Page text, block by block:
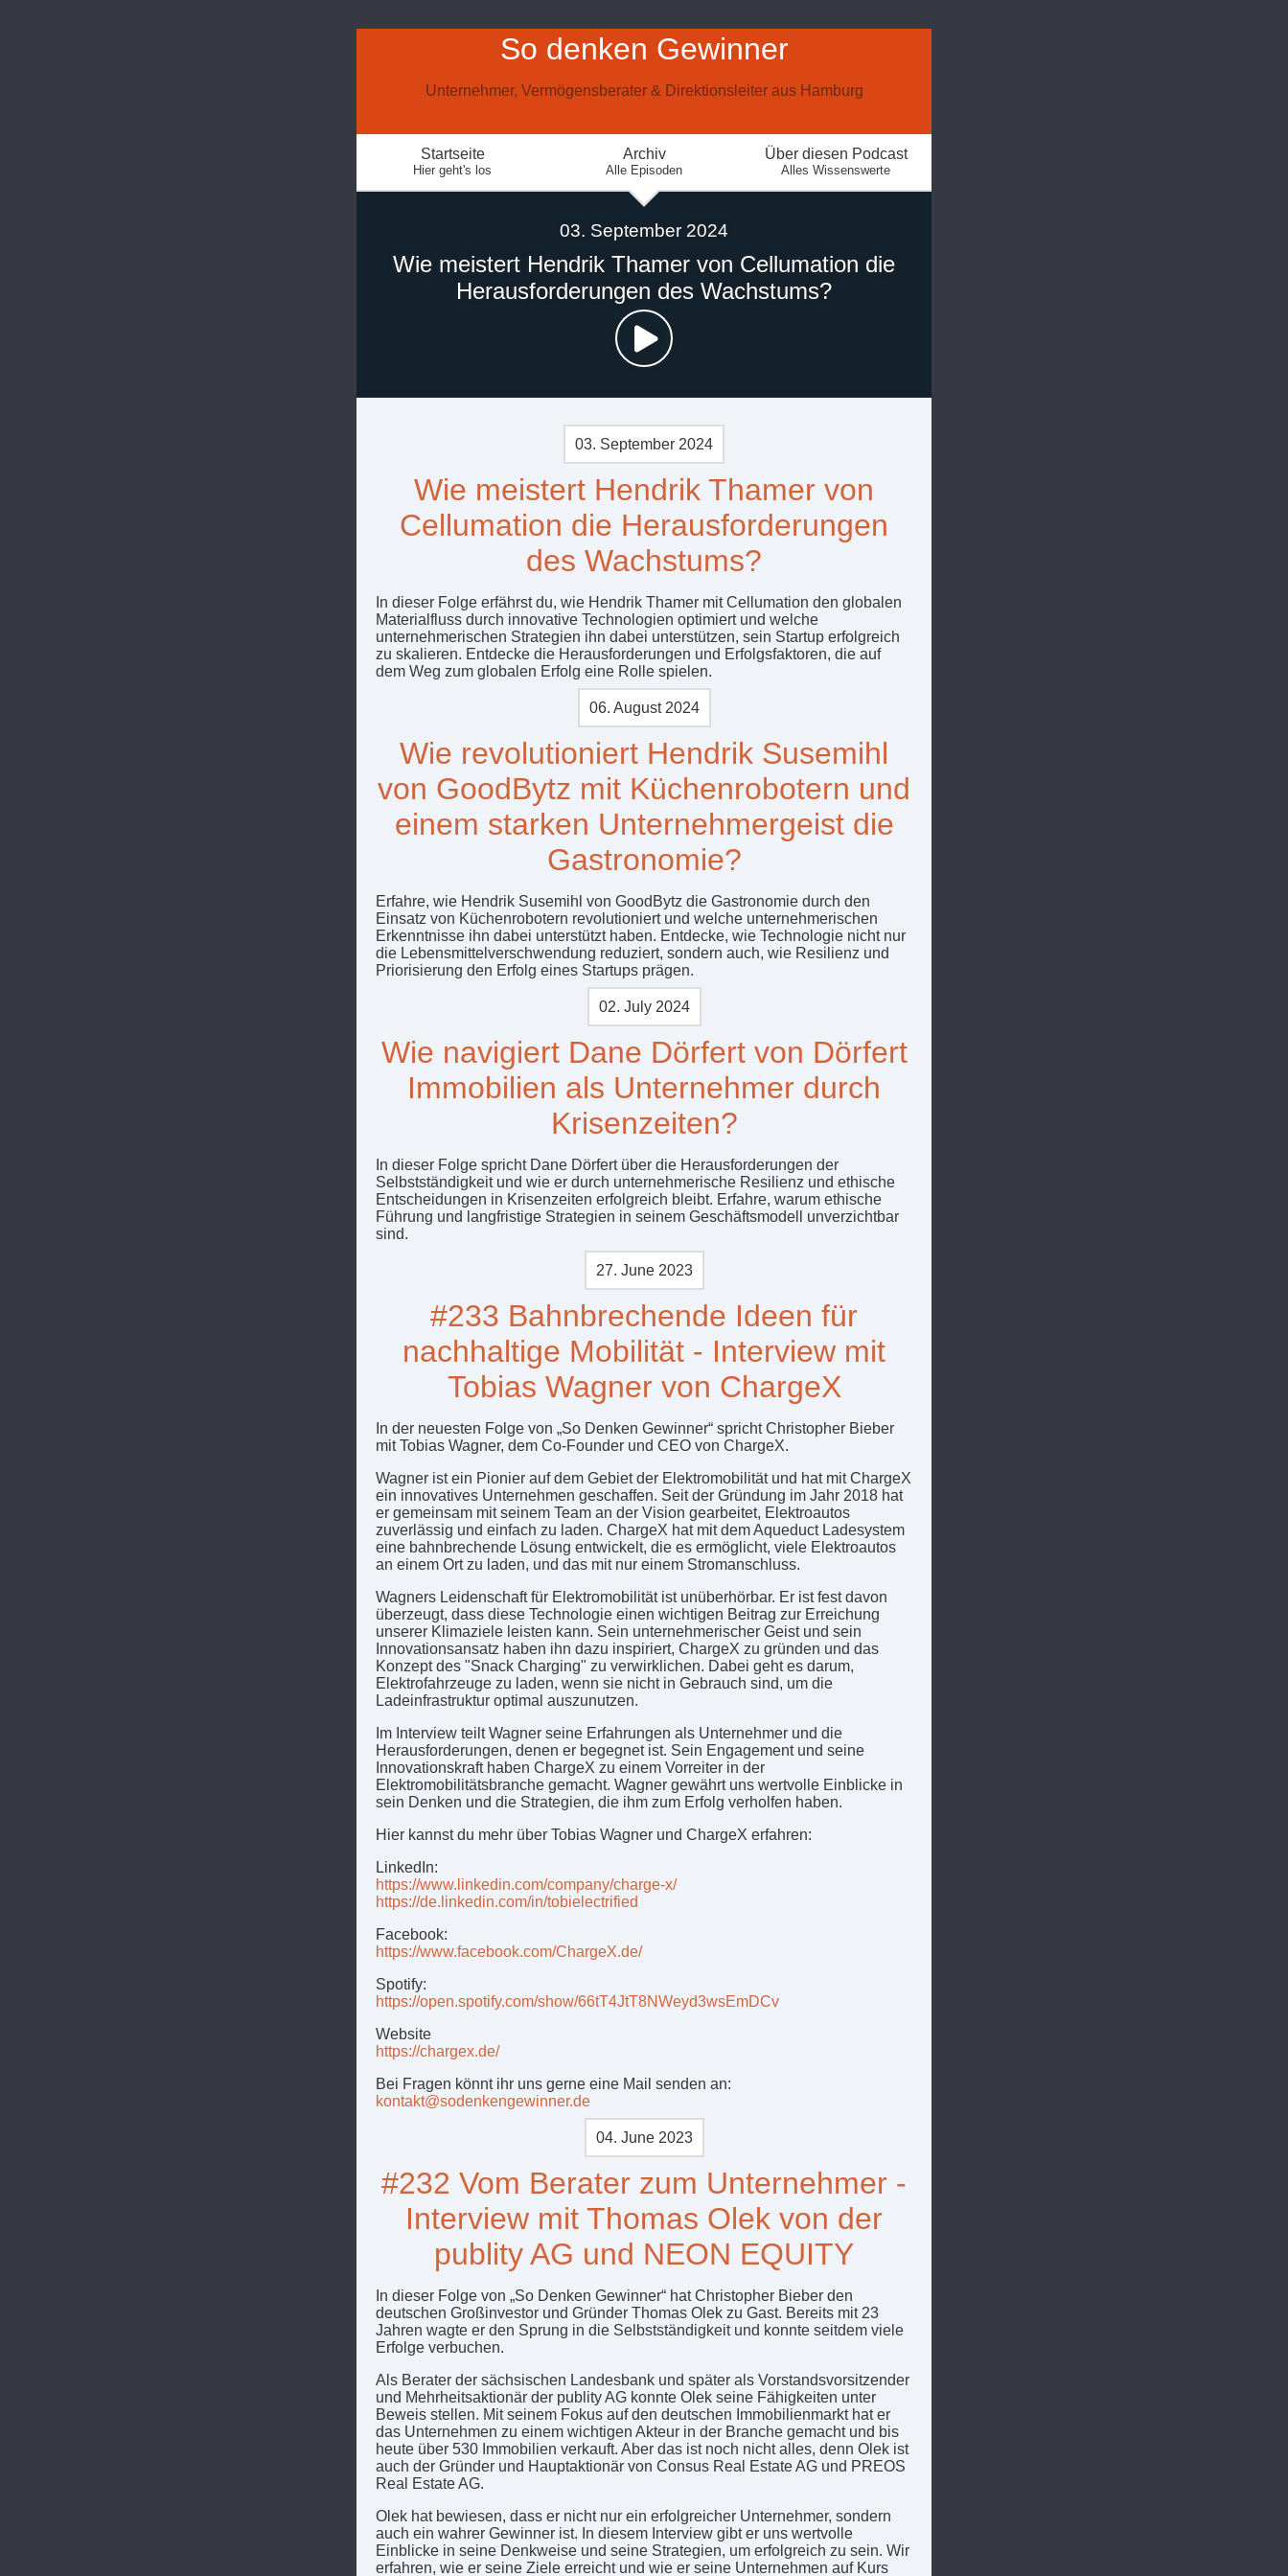
So denken Gewinner
Unternehmer, Vermögensberater & Direktionsleiter aus Hamburg
Startseite
Hier geht's los
Archiv
Alle Episoden
Über diesen Podcast
Alles Wissenswerte
03. September 2024
Wie meistert Hendrik Thamer von Cellumation die
Herausforderungen des Wachstums?
03. September 2024
Wie meistert Hendrik Thamer von
Cellumation die Herausforderungen
des Wachstums?
In dieser Folge erfährst du, wie Hendrik Thamer mit Cellumation den globalen
Materialfluss durch innovative Technologien optimiert und welche
unternehmerischen Strategien ihn dabei unterstützen, sein Startup erfolgreich
zu skalieren. Entdecke die Herausforderungen und Erfolgsfaktoren, die auf
dem Weg zum globalen Erfolg eine Rolle spielen.
06. August 2024
Wie revolutioniert Hendrik Susemihl
von GoodBytz mit Küchenrobotern und
einem starken Unternehmergeist die
Gastronomie?
Erfahre, wie Hendrik Susemihl von GoodBytz die Gastronomie durch den
Einsatz von Küchenrobotern revolutioniert und welche unternehmerischen
Erkenntnisse ihn dabei unterstützt haben. Entdecke, wie Technologie nicht nur
die Lebensmittelverschwendung reduziert, sondern auch, wie Resilienz und
Priorisierung den Erfolg eines Startups prägen.
02. July 2024
Wie navigiert Dane Dörfert von Dörfert
Immobilien als Unternehmer durch
Krisenzeiten?
In dieser Folge spricht Dane Dörfert über die Herausforderungen der
Selbstständigkeit und wie er durch unternehmerische Resilienz und ethische
Entscheidungen in Krisenzeiten erfolgreich bleibt. Erfahre, warum ethische
Führung und langfristige Strategien in seinem Geschäftsmodell unverzichtbar
sind.
27. June 2023
#233 Bahnbrechende Ideen für
nachhaltige Mobilität - Interview mit
Tobias Wagner von ChargeX
In der neuesten Folge von „So Denken Gewinner“ spricht Christopher Bieber
mit Tobias Wagner, dem Co-Founder und CEO von ChargeX.
Wagner ist ein Pionier auf dem Gebiet der Elektromobilität und hat mit ChargeX
ein innovatives Unternehmen geschaffen. Seit der Gründung im Jahr 2018 hat
er gemeinsam mit seinem Team an der Vision gearbeitet, Elektroautos
zuverlässig und einfach zu laden. ChargeX hat mit dem Aqueduct Ladesystem
eine bahnbrechende Lösung entwickelt, die es ermöglicht, viele Elektroautos
an einem Ort zu laden, und das mit nur einem Stromanschluss.
Wagners Leidenschaft für Elektromobilität ist unüberhörbar. Er ist fest davon
überzeugt, dass diese Technologie einen wichtigen Beitrag zur Erreichung
unserer Klimaziele leisten kann. Sein unternehmerischer Geist und sein
Innovationsansatz haben ihn dazu inspiriert, ChargeX zu gründen und das
Konzept des "Snack Charging" zu verwirklichen. Dabei geht es darum,
Elektrofahrzeuge zu laden, wenn sie nicht in Gebrauch sind, um die
Ladeinfrastruktur optimal auszunutzen.
Im Interview teilt Wagner seine Erfahrungen als Unternehmer und die
Herausforderungen, denen er begegnet ist. Sein Engagement und seine
Innovationskraft haben ChargeX zu einem Vorreiter in der
Elektromobilitätsbranche gemacht. Wagner gewährt uns wertvolle Einblicke in
sein Denken und die Strategien, die ihm zum Erfolg verholfen haben.
Hier kannst du mehr über Tobias Wagner und ChargeX erfahren:
LinkedIn:
https://www.linkedin.com/company/charge-x/
https://de.linkedin.com/in/tobielectrified
Facebook:
https://www.facebook.com/ChargeX.de/
Spotify:
https://open.spotify.com/show/66tT4JtT8NWeyd3wsEmDCv
Website
https://chargex.de/
Bei Fragen könnt ihr uns gerne eine Mail senden an:
kontakt@sodenkengewinner.de
04. June 2023
#232 Vom Berater zum Unternehmer -
Interview mit Thomas Olek von der
publity AG und NEON EQUITY
In dieser Folge von „So Denken Gewinner“ hat Christopher Bieber den
deutschen Großinvestor und Gründer Thomas Olek zu Gast. Bereits mit 23
Jahren wagte er den Sprung in die Selbstständigkeit und konnte seitdem viele
Erfolge verbuchen.
Als Berater der sächsischen Landesbank und später als Vorstandsvorsitzender
und Mehrheitsaktionär der publity AG konnte Olek seine Fähigkeiten unter
Beweis stellen. Mit seinem Fokus auf den deutschen Immobilienmarkt hat er
das Unternehmen zu einem wichtigen Akteur in der Branche gemacht und bis
heute über 530 Immobilien verkauft. Aber das ist noch nicht alles, denn Olek ist
auch der Gründer und Hauptaktionär von Consus Real Estate AG und PREOS
Real Estate AG.
Olek hat bewiesen, dass er nicht nur ein erfolgreicher Unternehmer, sondern
auch ein wahrer Gewinner ist. In diesem Interview gibt er uns wertvolle
Einblicke in seine Denkweise und seine Strategien, um erfolgreich zu sein. Wir
erfahren, wie er seine Ziele erreicht und wie er seine Unternehmen auf Kurs